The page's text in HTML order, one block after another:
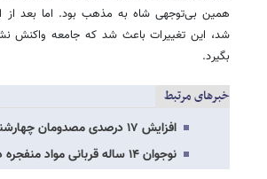
همین بی‌توجهی شاه به مذهب بود. اما بعد از
شد، این تغییرات باعث شد که جامعه واکنش
بگیرد.
خبرهای مرتبط
افزایش ۱۷ درصدی مصدومان چهارشنبه‌سوری/ آمار مرگ‌ومیر
نوجوان ۱۴ ساله قربانی مواد منفجره دست‌ساز شد